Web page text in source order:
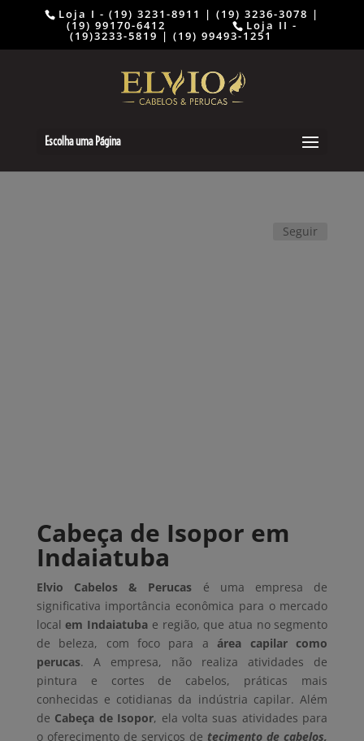
Loja I - (19) 3231-8911 | (19) 3236-3078 |
(19) 99170-6412 ⠀⠀⠀⠀⠀⠀ Loja II -
(19)3233-5819 | (19) 99493-1251
Escolha uma Página
Seguir
Cabeça de Isopor em
Indaiatuba
Elvio Cabelos & Perucas é uma empresa de
significativa importância econômica para o mercado
localem Indaiatuba e região, que atua no segmento
de beleza, com foco para aárea capilar como
perucas. A empresa, não realiza atividades de
pintura e cortes de cabelos, práticas mais
conhecidas e cotidianas da indústria capilar. Além
de Cabeça de Isopor, ela volta suas atividades para
o oferecimento de serviços de tecimento de cabelos,